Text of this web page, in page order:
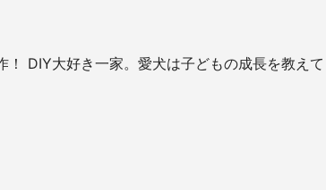
ソファ以外はすべて自作！ DIY大好き一家。愛犬は子どもの成